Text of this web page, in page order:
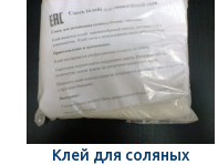
Клей для соляных